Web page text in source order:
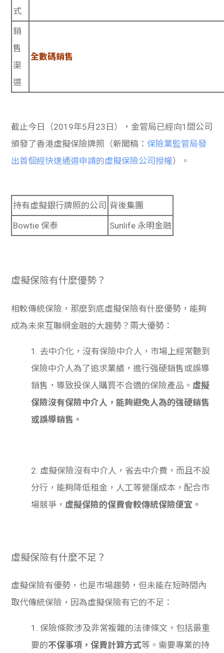
式
銷
售
渠
道
全數碼銷售
截止今日（2019年5月23日），金管局已經向1間公司
頒發了香港虛擬保險牌照（新聞稿：保險業監管局發
出首個經快速通道申請的虛擬保險公司授權）。
持有虛擬銀行牌照的公司 背後集團
Bowtie 保泰
Sunlife 永明金融
虛擬保險有什麼優勢？
相較傳統保險，那麼到底虛擬保險有什麼優勢，能夠
成為未來互聯網金融的大趨勢？兩大優勢：
1. 去中介化，沒有保險中介人，市場上經常聽到
保險中介人為了追求業績，進行強硬銷售或誤導
銷售，導致投保人購買不合適的保險產品。 虛擬
保險沒有保險中介人，能夠避免人為的強硬銷售
或誤導銷售。
2. 虛擬保險沒有中介人，省去中介費，而且不設
分行，能夠降低租金，人工等營運成本，配合市
場競爭， 虛擬保險的保費會較傳統保險便宜。
虛擬保險有什麼不足？
虛擬保險有優勢，也是市場趨勢，但未能在短時間內
取代傳統保險，因為虛擬保險有它的不足：
1. 保險條款涉及非常複雜的法律條文，包括最重
要的不保事項，保費計算方式等。需要專業的持